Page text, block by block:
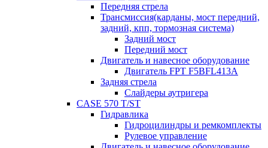
Передняя стрела
Трансмиссия(карданы, мост передний,
задний, кпп, тормозная система)
Задний мост
Передний мост
Двигатель и навесное оборудование
Двигатель FPT F5BFL413A
Задняя стрела
Слайдеры аутригера
CASE 570 T/ST
Гидравлика
Гидроцилиндры и ремкомплекты
Рулевое управление